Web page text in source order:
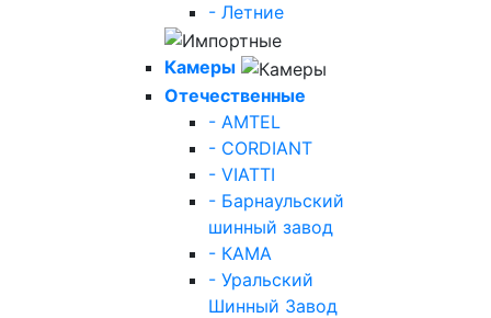
- Летние
Камеры
Отечественные
- AMTEL
- CORDIANT
- VIATTI
- Барнаульский
шинный завод
- КАМА
- Уральский
Шинный Завод